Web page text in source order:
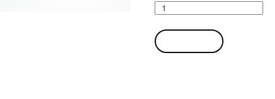
Количество
товара
Вентилятор
D6E250-
BA01-